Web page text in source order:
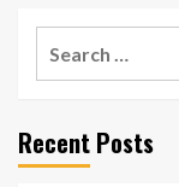
Recent Posts